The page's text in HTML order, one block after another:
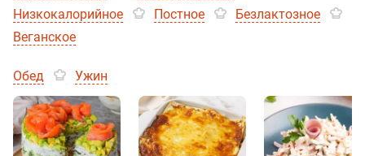
Низкокалорийное
Постное
Безлактозное
Веганское
Обед Ужин